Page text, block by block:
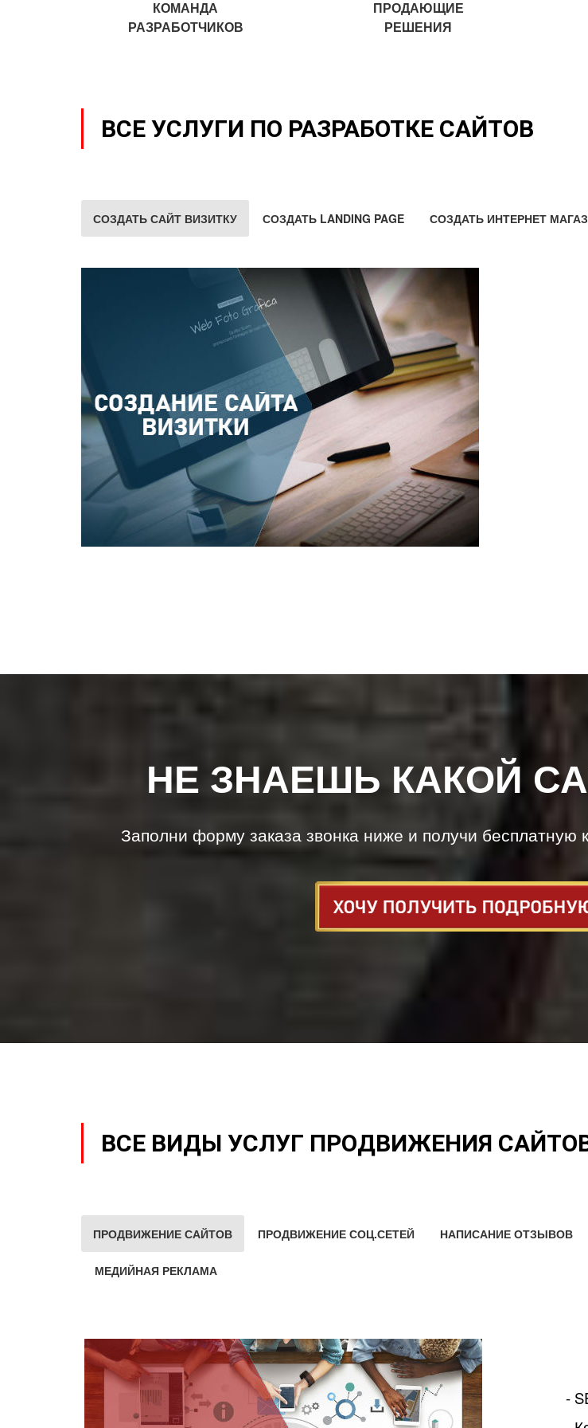
КОМАНДА
РАЗРАБОТЧИКОВ
ПРОДАЮЩИЕ
РЕШЕНИЯ
ВСЕ УСЛУГИ ПО РАЗРАБОТКЕ САЙТОВ
СОЗДАТЬ САЙТ ВИЗИТКУ СОЗДАТЬ LANDING PAGE СОЗДАТЬ ИНТЕРНЕТ
НЕ ЗНАЕШЬ КАКОЙ
Заполни форму заказа звонка ниже и получи
ВСЕ ВИДЫ УСЛУГ ПРОДВИЖЕНИЯ
ПРОДВИЖЕНИЕ САЙТОВ ПРОДВИЖЕНИЕ СОЦ.СЕТЕЙ НАПИСАНИЕ ОТЗЫВОВ
МЕДИЙНАЯ РЕКЛАМА
-